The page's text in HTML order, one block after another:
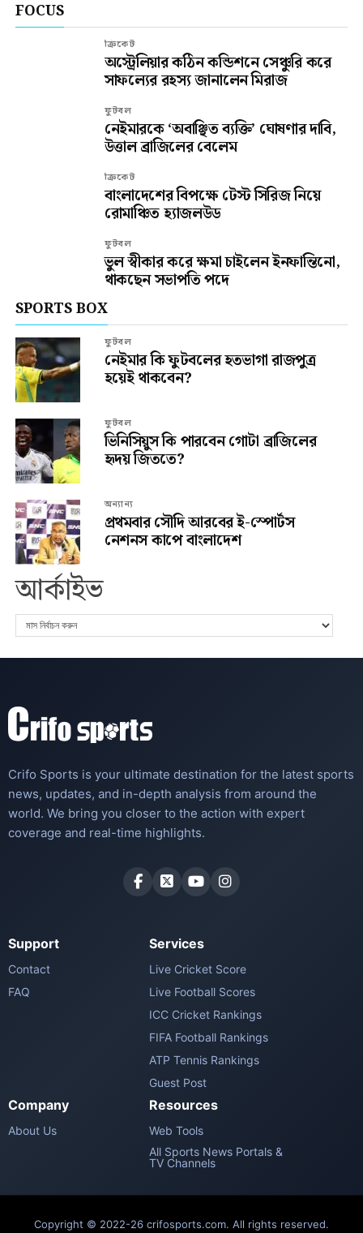
FOCUS
ক্রিকেট
অস্ট্রেলিয়ার কঠিন কন্ডিশনে সেঞ্চুরি করে
সাফল্যের রহস্য জানালেন মিরাজ
ফুটবল
নেইমারকে ‘অবাঞ্ছিত ব্যক্তি’ ঘোষণার দাবি,
উত্তাল ব্রাজিলের বেলেম
ক্রিকেট
বাংলাদেশের বিপক্ষে টেস্ট সিরিজ নিয়ে
রোমাঞ্চিত হ্যাজলউড
ফুটবল
ভুল স্বীকার করে ক্ষমা চাইলেন ইনফান্তিনো,
থাকছেন সভাপতি পদে
SPORTS BOX
ফুটবল
নেইমার কি ফুটবলের হতভাগা রাজপুত্র
হয়েই থাকবেন?
ফুটবল
ভিনিসিয়ুস কি পারবেন গোটা ব্রাজিলের
হৃদয় জিততে?
অন্যান্য
প্রথমবার সৌদি আরবের ই-স্পোর্টস
নেশনস কাপে বাংলাদেশ
আর্কাইভ
Crifo Sports is your ultimate destination for the latest sports
news, updates, and in-depth analysis from around the
world. We bring you closer to the action with expert
coverage and real-time highlights.
Support
Contact
FAQ
Services
Live Cricket Score
Live Football Scores
ICC Cricket Rankings
FIFA Football Rankings
ATP Tennis Rankings
Guest Post
Company
About Us
Resources
Web Tools
All Sports News Portals &
TV Channels
Copyright © 2022-26 crifosports.com. All rights reserved.